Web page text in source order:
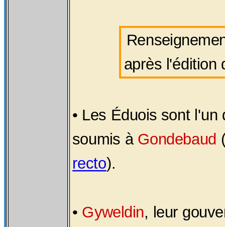
après l'édition
• Les Éduois sont l'un
soumis à Gondebaud
recto).
• Gyweldin, leur